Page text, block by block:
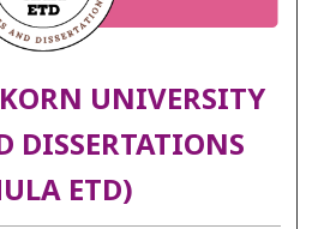
UNIVERSITY
DISSERTATIONS
ETD)